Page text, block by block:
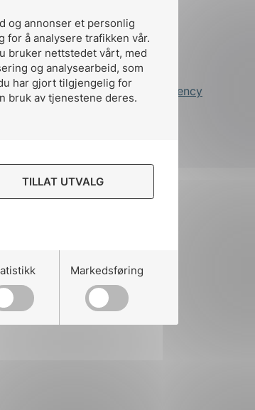
og annonser et personlig
for å analysere trafikken vår.
bruker nettstedet vårt, med
og analysearbeid, som
har gjort tilgjengelig for
bruk av tjenestene deres.
TILLAT UTVALG
Markedsføring
and developed by Stem Agency